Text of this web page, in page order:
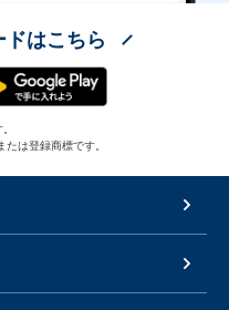
はこちら
は登録商標です。